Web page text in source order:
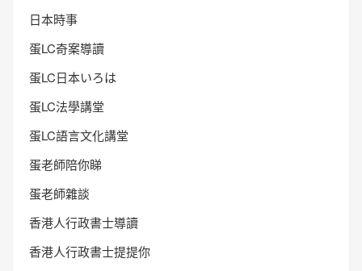
日本時事
蛋LC奇案導讀
蛋LC日本いろは
蛋LC法學講堂
蛋LC語言文化講堂
蛋老師陪你睇
蛋老師雜談
香港人行政書士導讀
香港人行政書士提提你